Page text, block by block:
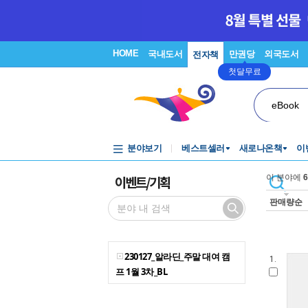
HOME 국내도서 전자책 만권당
첫달무료
외국도서
eBook
분야보기 베스트셀러 새로나온책 이
이벤트/기획
230127_알라딘_주말 대여 캠
프 1월 3차_BL
이 분야에 6
판매량순
1.